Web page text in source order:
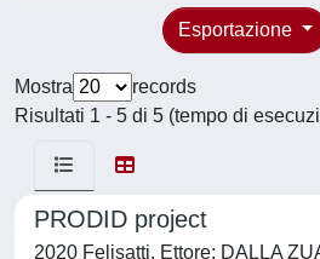
Esportazione
Mostra
records
Risultati 1 - 5 di 5 (tempo di
PRODID project
2020 Felisatti, Ettore; DALLA